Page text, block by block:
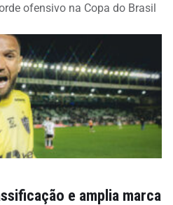
ofensivo na Copa do Brasil
e amplia marca